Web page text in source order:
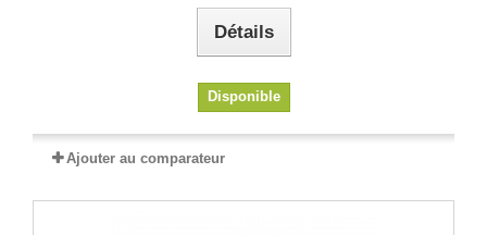
Détails
Disponible
Ajouter au comparateur